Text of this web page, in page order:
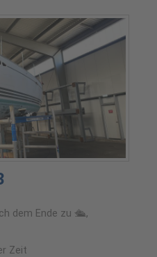
dem Ende zu 🛳️,
Zeit